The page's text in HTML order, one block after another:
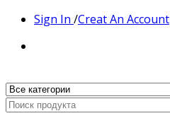
Sign In /Creat An Account